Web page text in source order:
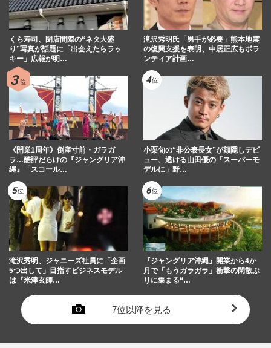
くら寿司、閉店間際の“ネタ大盛
り”写真が話題に「出会えたらラッ
キー」広報が明…
滝沢秀明氏「男手が必要」熊本地震
の復興支援を表明、中居正広もボラ
ンティア計画…
《開業1周年》倒産寸前・ガラガ
ラ…酷評だらけの『ジャングリア沖
縄』「スコール…
小栗旬の“非公表長女”が顔隠しデビ
ュー、透ける山田優の「スーパーモ
デルに」野…
滝沢秀明、ジャニーズ社員に「企画
5つ出して」目指すビジネスモデル
は『米津玄師…
『ジャングリア沖縄』開業から4か
月で「もうガラガラ」衝撃の閑散ぶ
りに集まる“…
7位以降を見る